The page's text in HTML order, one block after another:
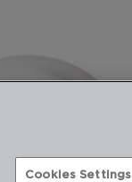
Cookies Settings